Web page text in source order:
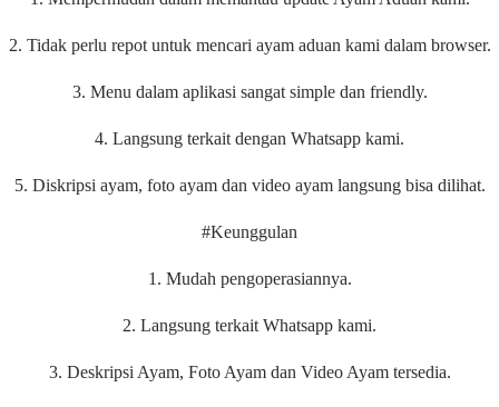
2. Tidak perlu repot untuk mencari ayam aduan kami dalam browser.
3. Menu dalam aplikasi sangat simple dan friendly.
4. Langsung terkait dengan Whatsapp kami.
5. Diskripsi ayam, foto ayam dan video ayam langsung bisa dilihat.
#Keunggulan
1. Mudah pengoperasiannya.
2. Langsung terkait Whatsapp kami.
3. Deskripsi Ayam, Foto Ayam dan Video Ayam tersedia.